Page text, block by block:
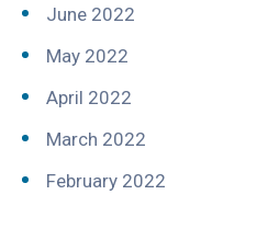
June 2022
May 2022
April 2022
March 2022
February 2022